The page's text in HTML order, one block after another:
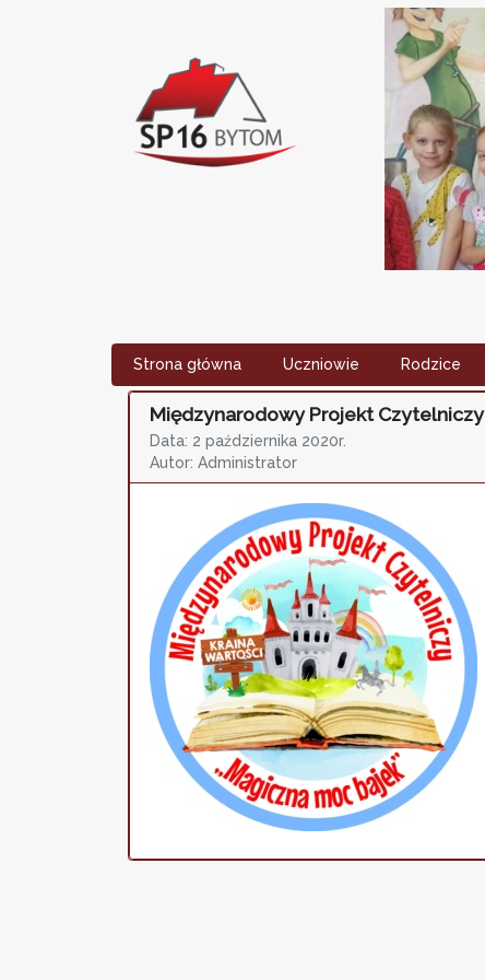
Strona główna Uczniowie Rodzice
Międzynarodowy Projekt Czytelniczy
Data: 2 października 2020r.
Autor: Administrator